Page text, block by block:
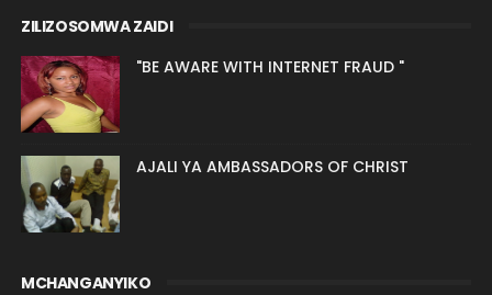
ZILIZOSOMWA ZAIDI
"BE AWARE WITH INTERNET FRAUD "
AJALI YA AMBASSADORS OF CHRIST
MCHANGANYIKO